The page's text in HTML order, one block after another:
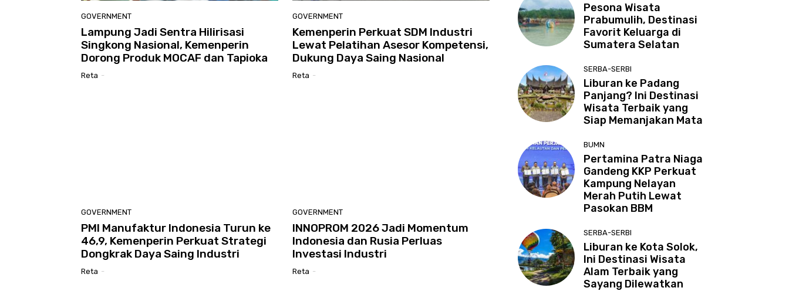
GOVERNMENT
Lampung Jadi Sentra Hilirisasi
Singkong Nasional, Kemenperin
Dorong Produk MOCAF dan Tapioka
Reta -
GOVERNMENT
Kemenperin Perkuat SDM Industri
Lewat Pelatihan Asesor Kompetensi,
Dukung Daya Saing Nasional
Reta -
GOVERNMENT
PMI Manufaktur Indonesia Turun ke
46,9, Kemenperin Perkuat Strategi
Dongkrak Daya Saing Industri
Reta -
GOVERNMENT
INNOPROM 2026 Jadi Momentum
Indonesia dan Rusia Perluas
Investasi Industri
Reta -
Pesona Wisata
Prabumulih, Destinasi
Favorit Keluarga di
Sumatera Selatan
SERBA-SERBI
Liburan ke Padang
Panjang? Ini Destinasi
Wisata Terbaik yang
Siap Memanjakan Mata
BUMN
Pertamina Patra Niaga
Gandeng KKP Perkuat
Kampung Nelayan
Merah Putih Lewat
Pasokan BBM
SERBA-SERBI
Liburan ke Kota Solok,
Ini Destinasi Wisata
Alam Terbaik yang
Sayang Dilewatkan